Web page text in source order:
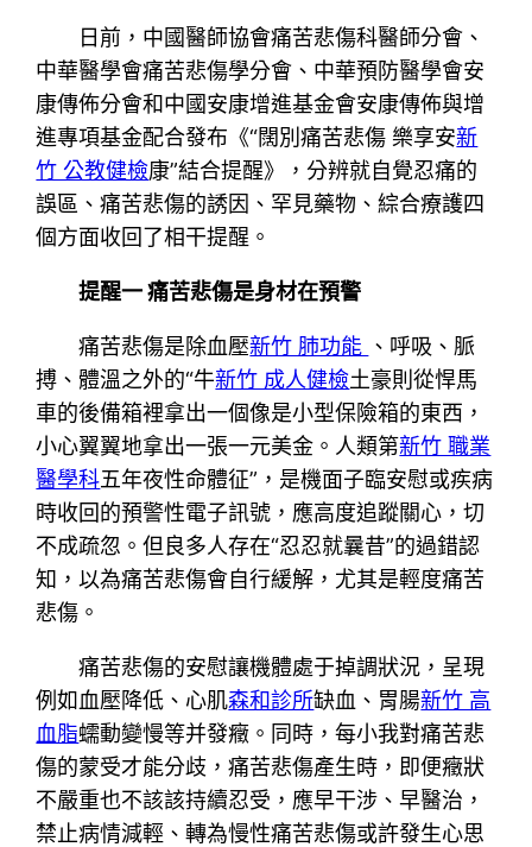
日前，中國醫師協會痛苦悲傷科醫師分會、
中華醫學會痛苦悲傷學分會、中華預防醫學會安
康傳佈分會和中國安康增進基金會安康傳佈與增
進專項基金配合發布《“闊別痛苦悲傷 樂享安新
竹 公教健檢康”結合提醒》，分辨就自覺忍痛的
誤區、痛苦悲傷的誘因、罕見藥物、綜合療護四
個方面收回了相干提醒。
提醒一 痛苦悲傷是身材在預警
痛苦悲傷是除血壓新竹 肺功能 、呼吸、脈
搏、體溫之外的“牛新竹 成人健檢土豪則從悍馬
車的後備箱裡拿出一個像是小型保險箱的東西，
小心翼翼地拿出一張一元美金。人類第新竹 職業
醫學科五年夜性命體征”，是機面子臨安慰或疾病
時收回的預警性電子訊號，應高度追蹤關心，切
不成疏忽。但良多人存在“忍忍就曩昔”的過錯認
知，以為痛苦悲傷會自行緩解，尤其是輕度痛苦
悲傷。
痛苦悲傷的安慰讓機體處于掉調狀況，呈現
例如血壓降低、心肌森和診所缺血、胃腸新竹 高
血脂蠕動變慢等并發癥。同時，每小我對痛苦悲
傷的蒙受才能分歧，痛苦悲傷產生時，即便癥狀
不嚴重也不該該持續忍受，應早干涉、早醫治，
禁止病情減輕、轉為慢性痛苦悲傷或許發生心思